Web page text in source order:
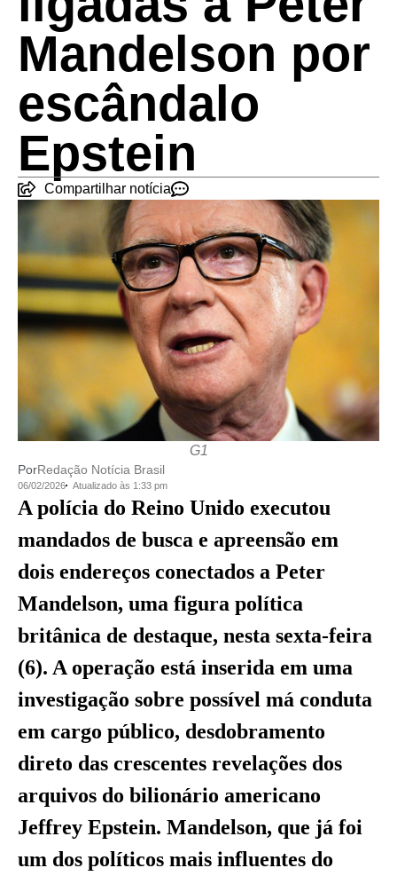
Mandelson por
escândalo
Epstein
Compartilhar notícia
G1
PorRedação Notícia Brasil
06/02/2026 Atualizado às 1:33 pm
A polícia do Reino Unido executou
mandados de busca e apreensão em
dois endereços conectados a Peter
Mandelson, uma figura política
britânica de destaque, nesta sexta-feira
(6). A operação está inserida em uma
investigação sobre possível má conduta
em cargo público, desdobramento
direto das crescentes revelações dos
arquivos do bilionário americano
Jeffrey Epstein. Mandelson, que já foi
um dos políticos mais influentes do